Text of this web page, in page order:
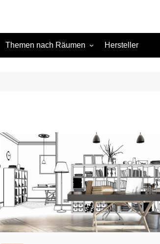
Themen nach Räumen
Wohnzimmer
Hersteller